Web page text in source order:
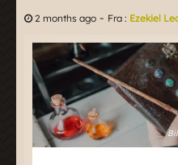
2 months ago - Fra : Ezekiel